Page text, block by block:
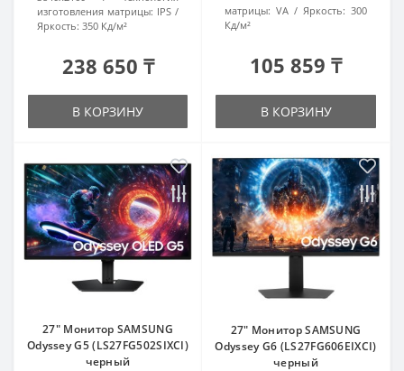
изготовления матрицы: IPS
Яркость: 350 Кд/м²
238 650 ₸
В КОРЗИНУ
матрицы: VA Яркость: 300
Кд/м²
105 859 ₸
В КОРЗИНУ
27" Монитор SAMSUNG
Odyssey G5 (LS27FG502SIXCI)
черный
27" Монитор SAMSUNG
Odyssey G6 (LS27FG606EIXCI)
черный